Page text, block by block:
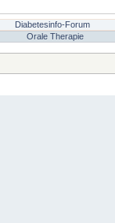
Diabetesinfo-Forum
Orale Therapie